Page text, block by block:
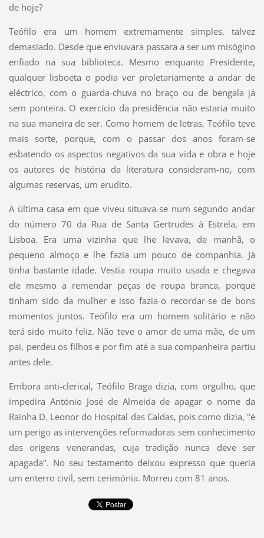
de hoje?
Teófilo era um homem extremamente simples, talvez
demasiado. Desde que enviuvara passara a ser um misógino
enfiado na sua biblioteca. Mesmo enquanto Presidente,
qualquer lisboeta o podia ver proletariamente a andar de
eléctrico, com o guarda-chuva no braço ou de bengala já
sem ponteira. O exercício da presidência não estaria muito
na sua maneira de ser. Como homem de letras, Teófilo teve
mais sorte, porque, com o passar dos anos foram-se
esbatendo os aspectos negativos da sua vida e obra e hoje
os autores de história da literatura consideram-no, com
algumas reservas, um erudito.
A última casa em que viveu situava-se num segundo andar
do número 70 da Rua de Santa Gertrudes à Estrela, em
Lisboa. Era uma vizinha que lhe levava, de manhã, o
pequeno almoço e lhe fazia um pouco de companhia. Já
tinha bastante idade. Vestia roupa muito usada e chegava
ele mesmo a remendar peças de roupa branca, porque
tinham sido da mulher e isso fazia-o recordar-se de bons
momentos juntos. Teófilo era um homem solitário e não
terá sido muito feliz. Não teve o amor de uma mãe, de um
pai, perdeu os filhos e por fim até a sua companheira partiu
antes dele.
Embora anti-clerical, Teófilo Braga dizia, com orgulho, que
impedira António José de Almeida de apagar o nome da
Rainha D. Leonor do Hospital das Caldas, pois como dizia, "é
um perigo as intervenções reformadoras sem conhecimento
das origens venerandas, cuja tradição nunca deve ser
apagada". No seu testamento deixou expresso que queria
um enterro civil, sem cerimónia. Morreu com 81 anos.